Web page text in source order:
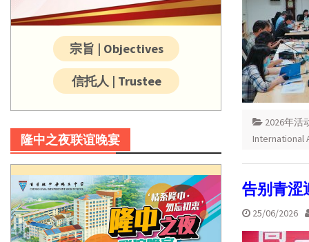
2026年活
International
告别青
25/06/2026
宗旨 | Objectives
信托人 | Trustee
隆中之夜联谊晚宴